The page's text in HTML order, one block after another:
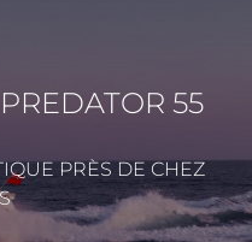
55
PRÈS DE CHEZ